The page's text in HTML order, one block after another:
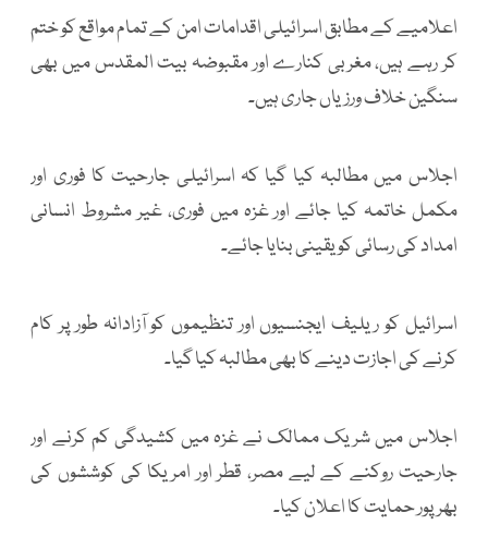
اعلامیے کے مطابق اسرائیلی اقدامات امن کے تمام مواقع کو ختم
کر رہے ہیں، مغربی کنارے اور مقبوضہ بیت المقدس میں بھی
سنگین خلاف ورزیاں جاری ہیں۔
اجلاس میں مطالبہ کیا گیا کہ اسرائیلی جارحیت کا فوری اور
مکمل خاتمہ کیا جائے اور غزہ میں فوری، غیر مشروط انسانی
امداد کی رسائی کو یقینی بنایا جائے۔
اسرائیل کو ریلیف ایجنسیوں اور تنظیموں کو آزادانہ طور پر کام
کرنے کی اجازت دینے کا بھی مطالبہ کیا گیا۔
اجلاس میں شریک ممالک نے غزہ میں کشیدگی کم کرنے اور
جارحیت روکنے کے لیے مصر، قطر اور امریکا کی کوششوں کی
بھرپور حمایت کا اعلان کیا۔